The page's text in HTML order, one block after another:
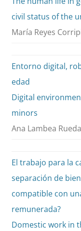
civil status of the
María Reyes
Entorno digital,
edad
Digital
minors
Ana Lambea Rueda
El trabajo para la
separación de
compatible con
remunerada?
Domestic work in